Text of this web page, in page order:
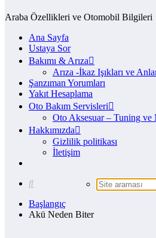
Araba Özellikleri ve Otomobil Bilgileri
Ana Sayfa
Ustaya Sor
Bakımı & Arıza
Arıza -İkaz Işıkları ve
Şanzıman Yorumları
Yakıt Hesaplama
Oto Bakım Servisleri
Oto Aksesuar – Tuning ve
Hakkımızda
Gizlilik politikası
İletişim
Başlangıç
Akü Neden Biter